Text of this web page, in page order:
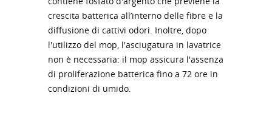
crescita batterica all’interno delle fibre e la
diffusione di cattivi odori. Inoltre, dopo
l'utilizzo del mop, l'asciugatura in lavatrice
non è necessaria: il mop assicura l'assenza
di proliferazione batterica fino a 72 ore in
condizioni di umido.